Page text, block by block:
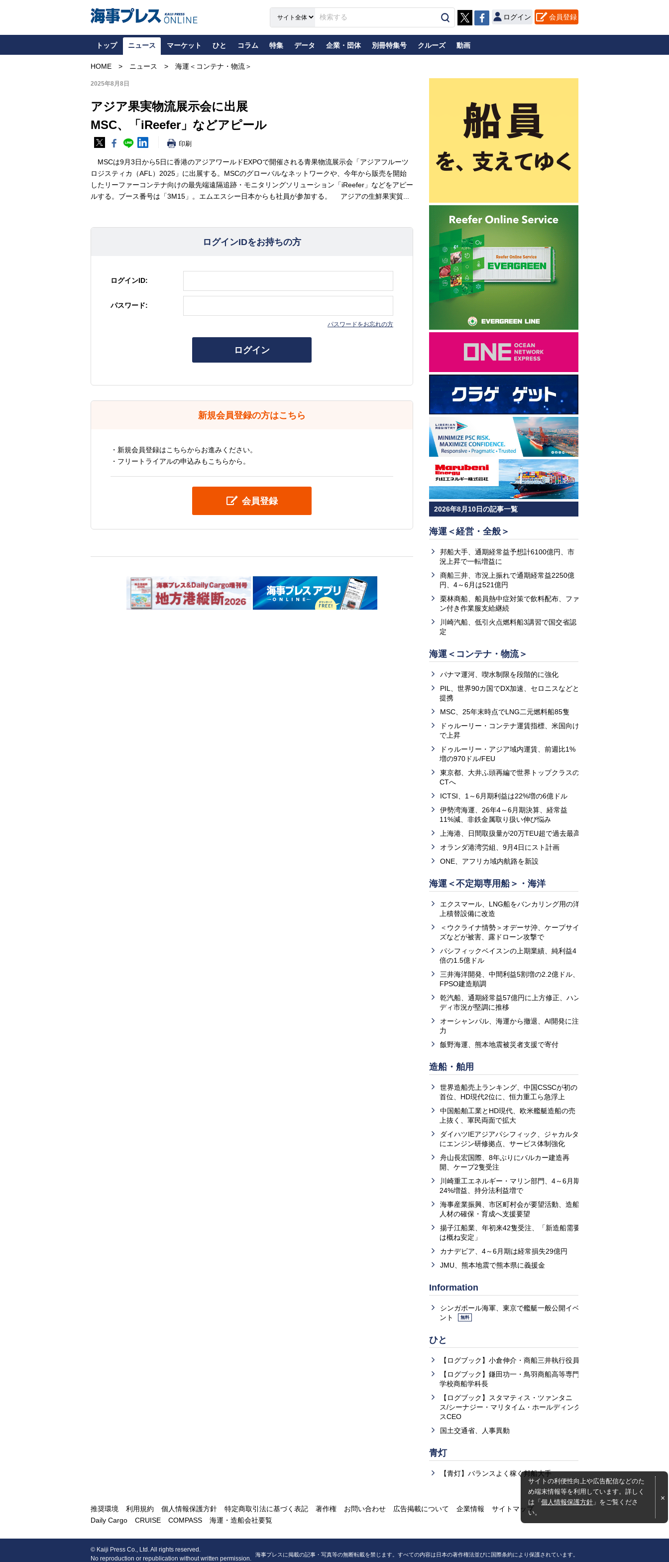
ログイン 会員登録
トップ ニュース マーケット ひと コラム 特集 データ 企業・団体 別冊特集号 クルーズ 動画
HOME ニュース 海運＜コンテナ・物流＞
2025年8月8日
アジア果実物流展示会に出展
MSC、「iReefer」などアピール
印刷
MSCは9月3日から5日に香港のアジアワールドEXPOで開催される青果物流展示会「アジアフルーツ
ロジスティカ（AFL）2025」に出展する。MSCのグローバルなネットワークや、今年から販売を開始
したリーファーコンテナ向けの最先端遠隔追跡・モニタリングソリューション「iReefer」などをアピー
ルする。ブース番号は「3M15」。エムエスシー日本からも社員が参加する。 アジアの生鮮果実貿...
ログインIDをお持ちの方
ログインID:
パスワード:
パスワードをお忘れの方
ログイン
新規会員登録の方はこちら
・新規会員登録はこちらからお進みください。
・フリートライアルの申込みもこちらから。
会員登録
2026年8月10日の記事一覧
海運＜経営・全般＞
邦船大手、通期経常益予想計6100億円、市
況上昇で一転増益に
商船三井、市況上振れで通期経常益2250億
円、4～6月は521億円
栗林商船、船員熱中症対策で飲料配布、ファ
ン付き作業服支給継続
川崎汽船、低引火点燃料船3講習で国交省認
定
海運＜コンテナ・物流＞
パナマ運河、喫水制限を段階的に強化
PIL、世界90カ国でDX加速、セロニスなどと
提携
MSC、25年末時点でLNG二元燃料船85隻
ドゥルーリー・コンテナ運賃指標、米国向け
で上昇
ドゥルーリー・アジア域内運賃、前週比1%
増の970ドル/FEU
東京都、大井ふ頭再編で世界トップクラスの
CTへ
ICTSI、1～6月期利益は22%増の6億ドル
伊勢湾海運、26年4～6月期決算、経常益
11%減、非鉄金属取り扱い伸び悩み
上海港、日間取扱量が20万TEU超で過去最高
オランダ港湾労組、9月4日にスト計画
ONE、アフリカ域内航路を新設
海運＜不定期専用船＞・海洋
エクスマール、LNG船をバンカリング用の洋
上積替設備に改造
＜ウクライナ情勢＞オデーサ沖、ケープサイ
ズなどが被害、露ドローン攻撃で
パシフィックベイスンの上期業績、純利益4
倍の1.5億ドル
三井海洋開発、中間利益5割増の2.2億ドル、
FPSO建造順調
乾汽船、通期経常益57億円に上方修正、ハン
ディ市況が堅調に推移
オーシャンパル、海運から撤退、AI開発に注
力
飯野海運、熊本地震被災者支援で寄付
造船・舶用
世界造船売上ランキング、中国CSSCが初の
首位、HD現代2位に、恒力重工ら急浮上
中国船舶工業とHD現代、欧米艦艇造船の売
上抜く、軍民両面で拡大
ダイハツIEアジアパシフィック、ジャカルタ
にエンジン研修拠点、サービス体制強化
舟山長宏国際、8年ぶりにバルカー建造再
開、ケープ2隻受注
川崎重工エネルギー・マリン部門、4～6月期
24%増益、持分法利益増で
海事産業振興、市区町村会が要望活動、造船
人材の確保・育成へ支援要望
揚子江船業、年初来42隻受注、「新造船需要
は概ね安定」
カナデビア、4～6月期は経常損失29億円
JMU、熊本地震で熊本県に義援金
Information
シンガポール海軍、東京で艦艇一般公開イベ
ント
無料
ひと
【ログブック】小倉伸介・商船三井執行役員
【ログブック】鎌田功一・鳥羽商船高等専門
学校商船学科長
【ログブック】スタマティス・ツァンタニ
ス/シーナジー・マリタイム・ホールディング
スCEO
国土交通省、人事異動
青灯
【青灯】バランスよく稼ぐ邦船大手
サイトの利便性向上や広告配信などのた
め端末情報等を利用しています。詳しく
は「個人情報保護方針 」をご覧くださ
い。
推奨環境 利用規約 個人情報保護方針 特定商取引法に基づく表記 著作権 お問い合わせ 広告掲載について 企業情報
サイトマップ
Daily Cargo
CRUISE COMPASS 海運・造船会社要覧
海事プレスに掲載の記事・写真等の無断転載を禁じます。すべての内容は日本の著作権法並びに国際条約により保護されています。
© Kaiji Press Co., Ltd. All rights reserved.
No reproduction or republication without written permission.